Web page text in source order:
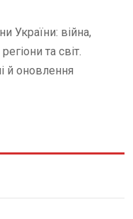
України: війна,
та світ.
й оновлення